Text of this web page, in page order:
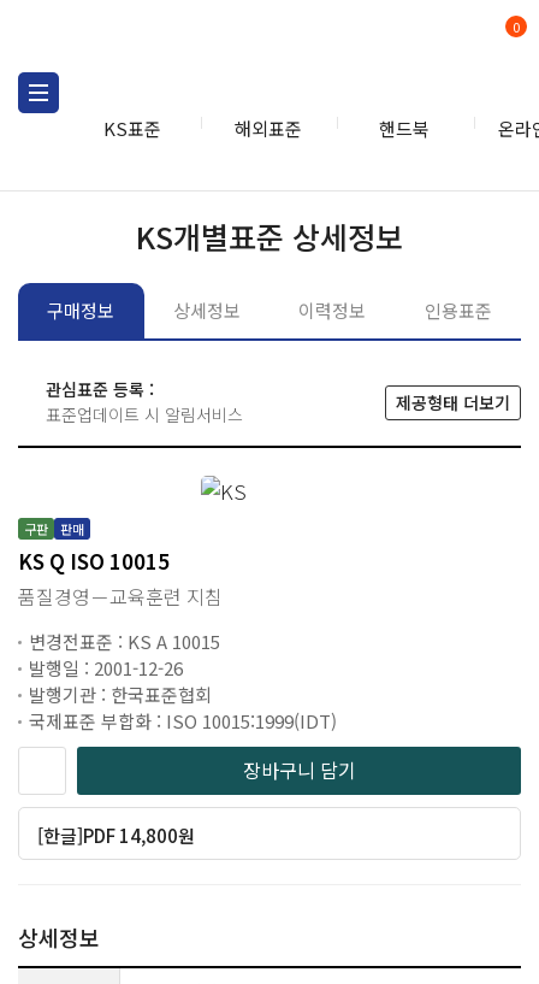
KS표준 해외표준 핸드북 온라
0
KS개별표준 상세정보
구매정보 상세정보 이력정보 인용표준
관심표준 등록 :
표준업데이트 시 알림서비스
제공형태 더보기
구판 판매
KS Q ISO 10015
품질경영－교육훈련 지침
변경전표준 : KS A 10015
발행일 : 2001-12-26
발행기관 : 한국표준협회
국제표준 부합화 : ISO 10015:1999(IDT)
장바구니 담기
[한글]PDF 14,800원
상세정보